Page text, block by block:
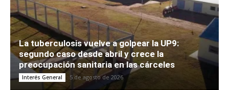
La tuberculosis vuelve a golpear la UP9:
segundo caso desde abril y crece la
preocupación sanitaria en las cárceles
Interés General 5 de agosto de 2026